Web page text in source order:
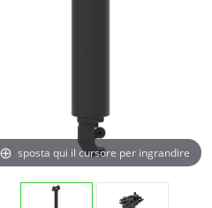
sposta qui il cursore per ingrandire